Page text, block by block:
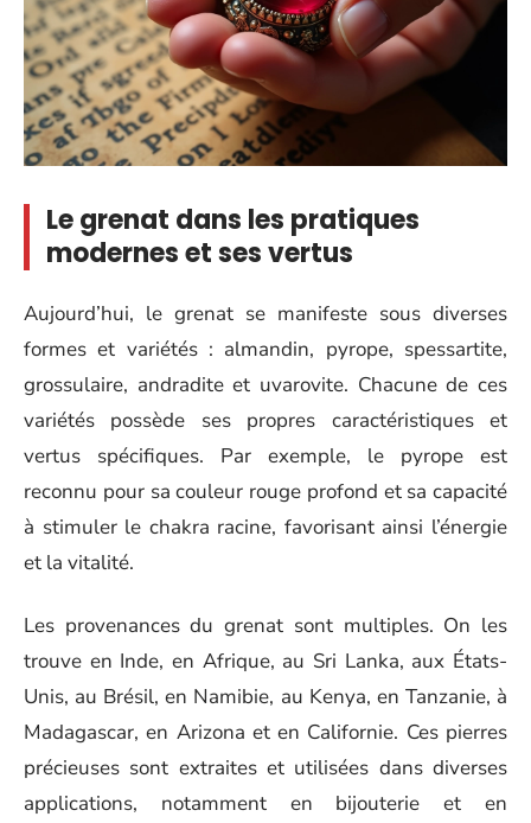
Le grenat dans les pratiques
modernes et ses vertus
Aujourd’hui, le grenat se manifeste sous diverses
formes et variétés : almandin, pyrope, spessartite,
grossulaire, andradite et uvarovite. Chacune de ces
variétés possède ses propres caractéristiques et
vertus spécifiques. Par exemple, le pyrope est
reconnu pour sa couleur rouge profond et sa capacité
à stimuler le chakra racine, favorisant ainsi l’énergie
et la vitalité.
Les provenances du grenat sont multiples. On les
trouve en Inde, en Afrique, au Sri Lanka, aux États-
Unis, au Brésil, en Namibie, au Kenya, en Tanzanie, à
Madagascar, en Arizona et en Californie. Ces pierres
précieuses sont extraites et utilisées dans diverses
applications, notamment en bijouterie et en